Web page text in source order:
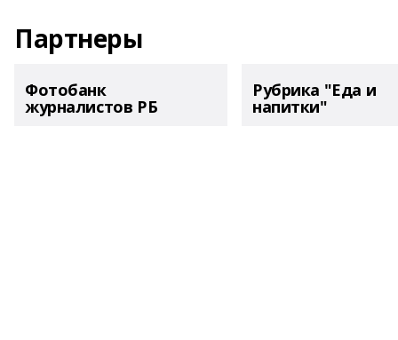
Партнеры
Фотобанк
журналистов РБ
Рубрика "Еда и
напитки"